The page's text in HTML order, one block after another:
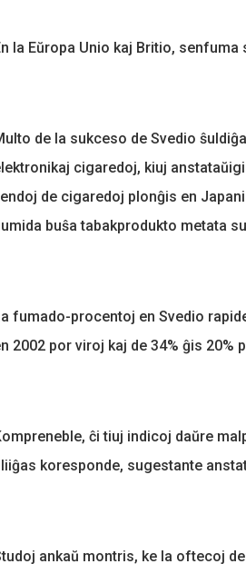
la Eŭropa Unio kaj Britio,
de la sukceso de Svedio
cigaredoj, kiuj
de cigaredoj plonĝis en
buŝa tabakprodukto metata
fumado-procentoj en Svedio
2002 por viroj kaj de 34% ĝis 20%
ĉi tiuj indicoj daŭre
koresponde, sugestante
ankaŭ montris, ke la oftecoj